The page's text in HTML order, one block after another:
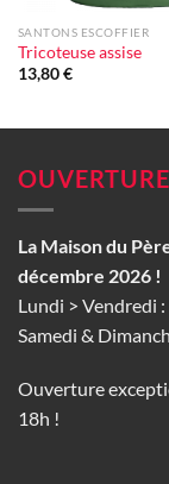
SANTONS ESCOFFIER
Tricoteuse assise
13,80€
La Maison du
décembre 2026 !
Lundi > Vendredi
Samedi &
Ouverture
18h !